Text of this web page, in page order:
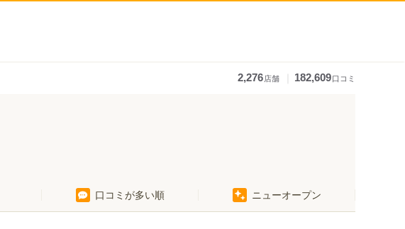
2,276店舗 182,609口コミ
口コミが多い順 ニューオープン